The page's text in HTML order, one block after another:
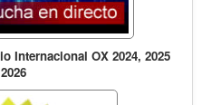
Internacional OX 2024, 2025